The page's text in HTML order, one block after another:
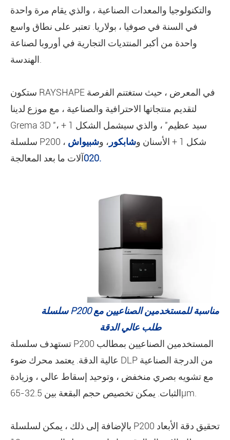
والتكنولوجيا والمعدات الصناعية ، والذي يقام مرة واحدة
في السنة في صوفيا ، بولاريا. تعتبر على نطاق واسع
واحدة من أكبر المنتديات التجارية في أوروبا لصناعة
الهندسة.
ستكون RAYSHAPE في المعرض ، حيث ستغتنم الفرصة
لتقديم منتجاتها الاحترافية والصناعية ، مع موزع لدينا
Grema 3D "سيد عظيم" ، والذي سيشمل الشكل 1 + ،
سلسلة P200 ، شكل 1 + الأسنان و
شابكور ، وشبيواش
020آلات ما بعد المعالجة .
سلسلة P200 مناسبة للمستخدمين الصناعيين مع
طلب عالي الدقة
تستهدف سلسلة P200 المستخدمين الصناعيين بمطالب
عالية الدقة. يعتمد محرك ضوء DLP من الدرجة الصناعية
مع تشويه بصري منخفض ، وتوحيد إسقاط عالي ، وزيادة
الثبات. يمكن تخصيص حجم البقعة بين 32.5-65μm.
بالإضافة إلى ذلك ، يمكن لسلسلة P200 تحقيق دقة الأبعاد